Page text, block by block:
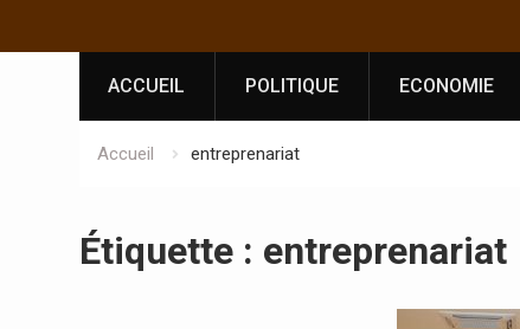
ACCUEIL POLITIQUE ECONOMIE
Accueil entreprenariat
Étiquette : entreprenariat